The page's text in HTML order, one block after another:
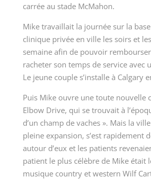
carrée au stade McMahon.
Mike travaillait la journée sur la
clinique privée en ville les soirs et
semaine afin de pouvoir
racheter son temps de service avec
Le jeune couple s’installe à Calgary
Puis Mike ouvre une toute nouvelle
Elbow Drive, qui se trouvait à
d’un champ de vaches ». Mais la
pleine expansion, s’est rapidement
autour d’eux et les patients
patient le plus célèbre de Mike était
musique country et western Wilf